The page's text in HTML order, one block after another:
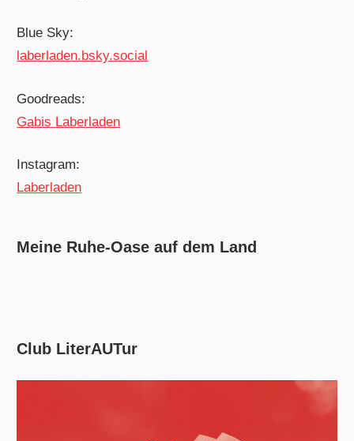
Blue Sky:
laberladen.bsky.social
Goodreads:
Gabis Laberladen
Instagram:
Laberladen
Meine Ruhe-Oase auf dem Land
Club LiterAUTur